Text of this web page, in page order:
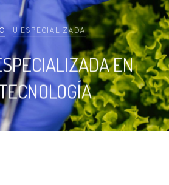
U ESPECIALIZADA
EN